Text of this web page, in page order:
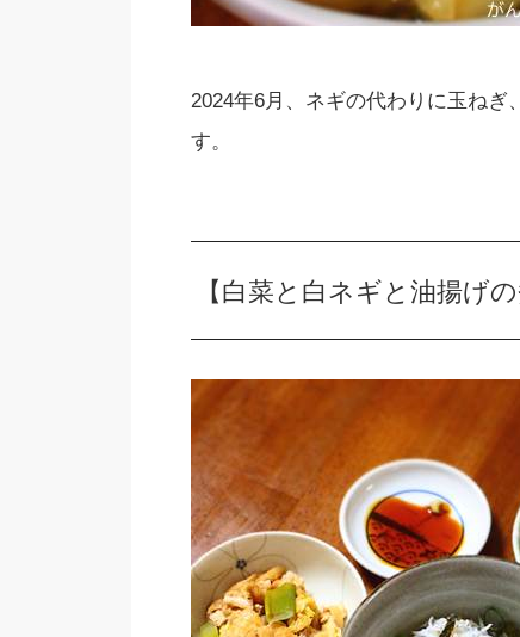
2024年6月、ネギの代わりに玉ね
す。
【白菜と白ネギと油揚げ